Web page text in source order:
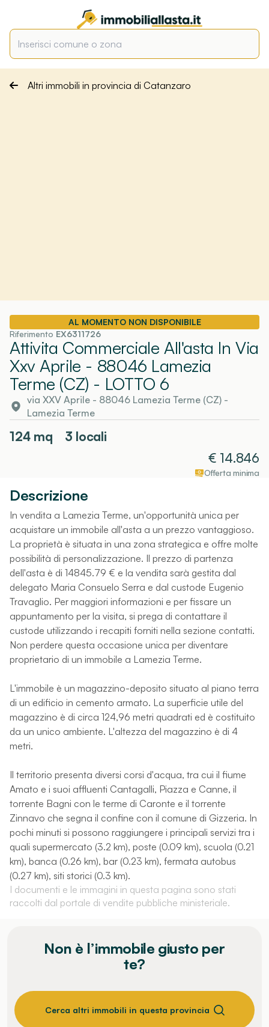
Altri immobili in provincia di Catanzaro
AL MOMENTO NON DISPONIBILE
Riferimento EX6311726
Attivita Commerciale All'asta In Via
Xxv Aprile - 88046 Lamezia
Terme (CZ) - LOTTO 6
via XXV Aprile - 88046 Lamezia Terme (CZ)-
Lamezia Terme
124mq
3 locali
€ 14.846
Offerta minima
Descrizione
In vendita a Lamezia Terme, un'opportunità unica per
acquistare un immobile all'asta a un prezzo vantaggioso.
La proprietà è situata in una zona strategica e offre molte
possibilità di personalizzazione. Il prezzo di partenza
dell'asta è di 14845.79 € e la vendita sarà gestita dal
delegato Maria Consuelo Serra e dal custode Eugenio
Travaglio. Per maggiori informazioni e per fissare un
appuntamento per la visita, si prega di contattare il
custode utilizzando i recapiti forniti nella sezione contatti.
Non perdere questa occasione unica per diventare
proprietario di un immobile a Lamezia Terme.
L'immobile è un magazzino-deposito situato al piano terra
di un edificio in cemento armato. La superficie utile del
magazzino è di circa 124,96 metri quadrati ed è costituito
da un unico ambiente. L'altezza del magazzino è di 4
metri.
Il territorio presenta diversi corsi d'acqua, tra cui il fiume
Amato e i suoi affluenti Cantagalli, Piazza e Canne, il
torrente Bagni con le terme di Caronte e il torrente
Zinnavo che segna il confine con il comune di Gizzeria. In
pochi minuti si possono raggiungere i principali servizi tra i
quali supermercato (3.2 km), poste (0.09 km), scuola (0.21
km), banca (0.26 km), bar (0.23 km), fermata autobus
(0.27 km), siti storici (0.3 km).
I documenti e le immagini in questa pagina sono stati
raccolti dal portale di vendite pubbliche ministeriale.
Non è l’immobile giusto per
te?
Cerca altri immobili in questa provincia